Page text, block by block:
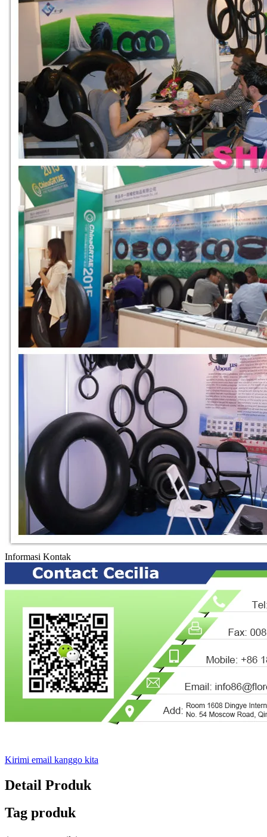
Informasi Kontak
Kirimi email kanggo kita
Detail Produk
Tag produk